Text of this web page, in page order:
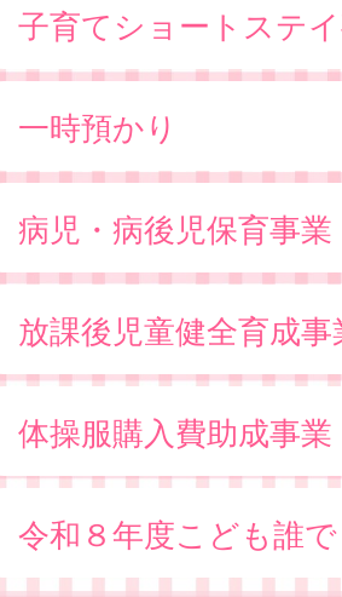
子育てショートステ
一時預かり
病児・病後児保育事業
放課後児童健全育成事
体操服購入費助成事業
令和８年度こども誰